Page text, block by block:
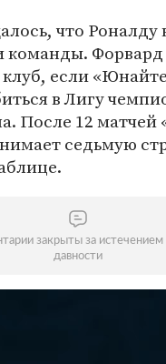
что Роналду
команды. Форвард
клуб, если
в Лигу
После 12 матчей
седьмую
закрыты за истечением
давности